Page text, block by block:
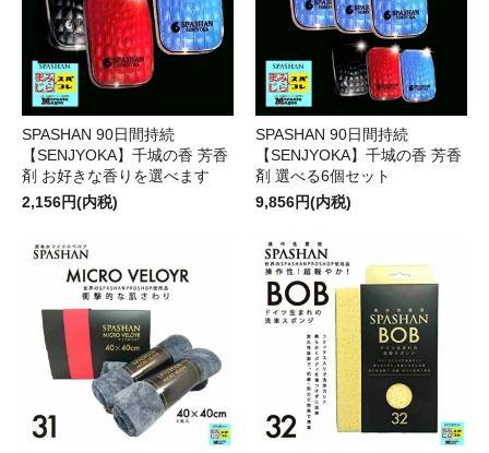
SPASHAN 90日間持続
【SENJYOKA】千城の香 芳香
剤 お好きな香りを選べます
2,156円(内税)
SPASHAN 90日間持続
【SENJYOKA】千城の香 芳香
剤 選べる6個セット
9,856円(内税)